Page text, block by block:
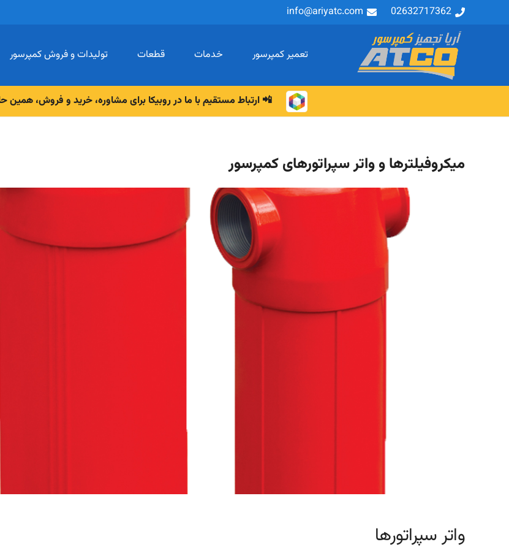
02632717362
info@ariyatc.com
تعمیر کمپرسور خدمات قطعات تولیدات و فروش کمپرسور
📲 ارتباط مستقیم با ما در روبیکا برای مشاوره، خرید و فروش، همین حالا پیام
میکروفیلترها و واتر سپراتورهای کمپرسور
واتر سپراتورها